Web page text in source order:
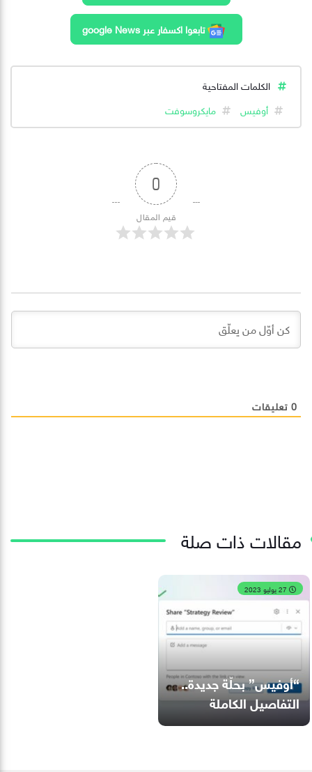
تابعوا اكسفار عبر google News
الكلمات المفتاحية
أوفيس
مايكروسوفت
0
قيم المقال
0 تعليقات
مقالات ذات صلة
“أوفيس” بحلّة جديدة..
التفاصيل الكاملة